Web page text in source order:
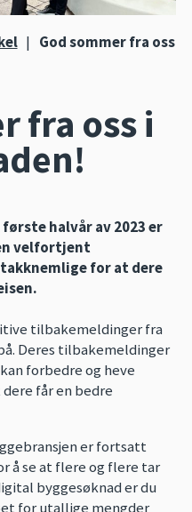
| God sommer fra oss
fra oss i
halvår av 2023 er
velfortjent
for at dere
tilbakemeldinger fra
Deres tilbakemeldinger
forbedre og heve
får en bedre
er fortsatt
å se at flere og flere tar
byggesøknad er du
for utallige mengder